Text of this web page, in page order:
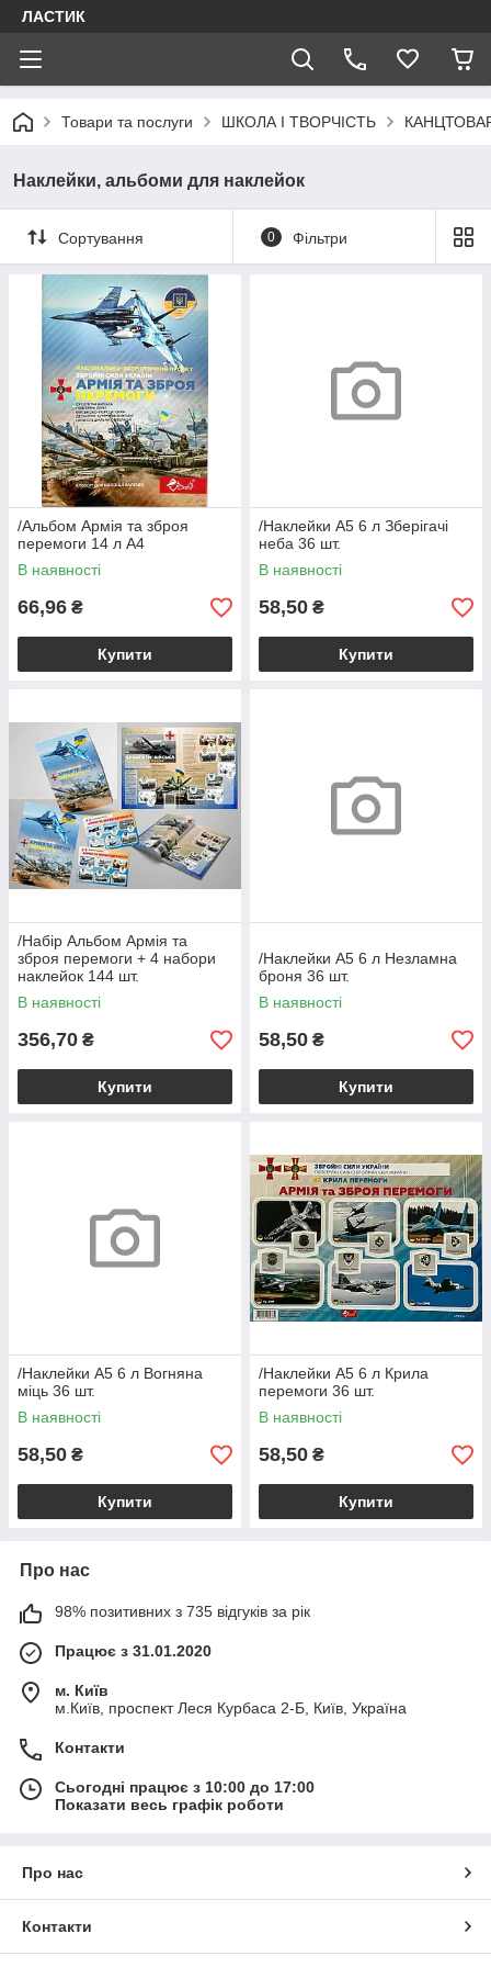
ЛАСТИК
Товари та послуги ШКОЛА І ТВОРЧІСТЬ
Наклейки, альбоми для наклейок
Сортування 0 Фільтри
/Альбом Армія та зброя
перемоги 14 л А4
В наявності
66,96 ₴
Купити
/Наклейки А5 6 л Зберігачі
неба 36 шт.
В наявності
58,50 ₴
Купити
/Набір Альбом Армія та
зброя перемоги + 4 набори
наклейок 144 шт.
В наявності
356,70 ₴
Купити
/Наклейки А5 6 л Незламна
броня 36 шт.
В наявності
58,50 ₴
Купити
/Наклейки А5 6 л Вогняна
міць 36 шт.
В наявності
58,50 ₴
Купити
/Наклейки А5 6 л Крила
перемоги 36 шт.
В наявності
58,50 ₴
Купити
Про нас
98% позитивних з 735 відгуків за рік
Працює з 31.01.2020
м. Київ
м.Київ, проспект Леся Курбаса 2-Б, Київ, Україна
Контакти
Сьогодні працює з 10:00 до 17:00
Показати весь графік роботи
Про нас
Контакти